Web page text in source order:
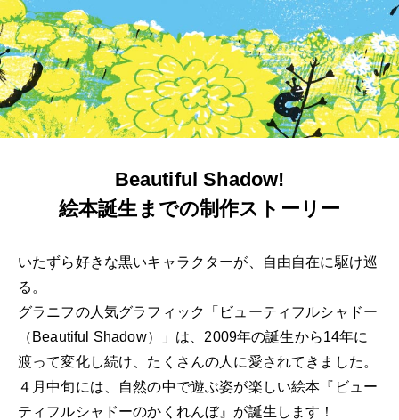
Beautiful Shadow!
絵本誕生までの制作ストーリー
いたずら好きな黒いキャラクターが、自由自在に駆け巡
る。
グラニフの人気グラフィック「ビューティフルシャドー
（Beautiful Shadow）」は、 2009年の誕生から14年に
渡って変化し続け、たくさんの人に愛されてきました。
４月中旬には、自然の中で遊ぶ姿が楽しい絵本『ビュー
ティフルシャドーのかくれんぼ』が誕生します！